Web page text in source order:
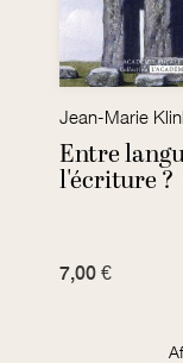
Jean-Marie
Entre
l'écriture ?
7,00 €